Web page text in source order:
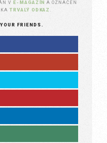
V E-MAGAZÍN A OZNAČEN
TRVALÝ ODKAZ
FRIENDS.